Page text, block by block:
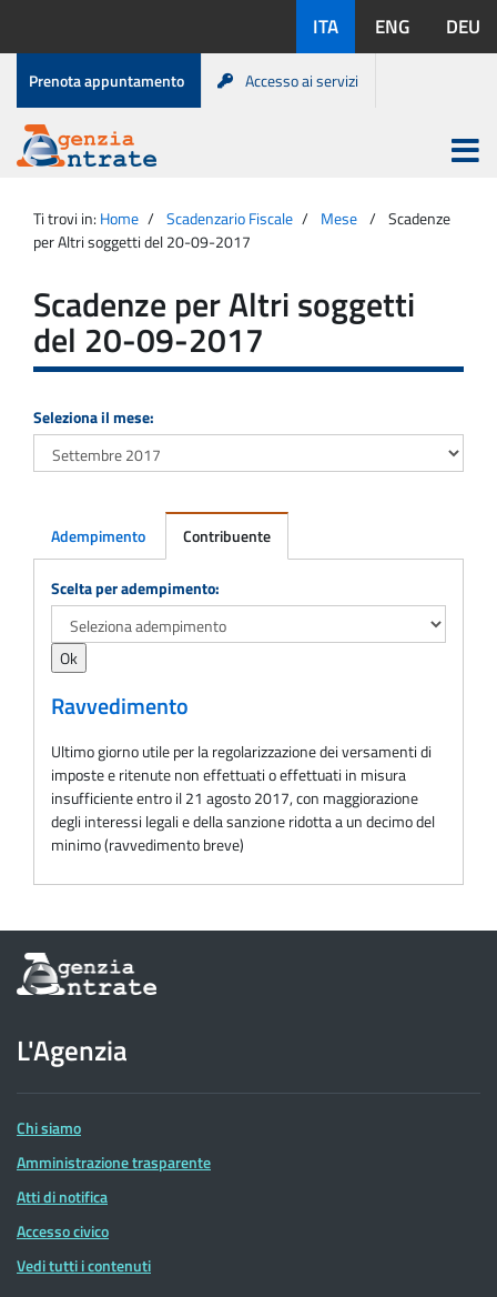
contenuto
disponibili:
ITA ENG DEU
Menu
di
servizio
Prenota appuntamento Accesso ai servizi
Agenzia
Entrate
Apri
menu
principale
Ti trovi in: Home Scadenzario Fiscale Mese
Scadenze
per Altri soggetti del 20-09-2017
Scadenze per Altri soggetti
del 20-09-2017
Seleziona il mese:
Adempimento Contribuente
Adempimento
Scelta per adempimento:
Ravvedimento
Ultimo giorno utile per la regolarizzazione dei versamenti di
imposte e ritenute non effettuati o effettuati in misura
insufficiente entro il 21 agosto 2017, con maggiorazione
degli interessi legali e della sanzione ridotta a un decimo del
minimo (ravvedimento breve)
Informazioni
sul
dell'Agenzia
delle
Entrate
L'Agenzia
Chi siamo
Amministrazione trasparente
Atti di notifica
Accesso civico
Vedi tutti i contenuti